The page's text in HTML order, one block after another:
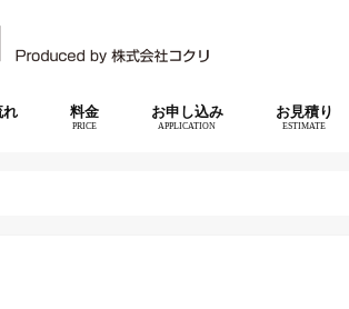
れ 料金
PRICE
お申し込み
APPLICATION
お見積り
ESTIMATE